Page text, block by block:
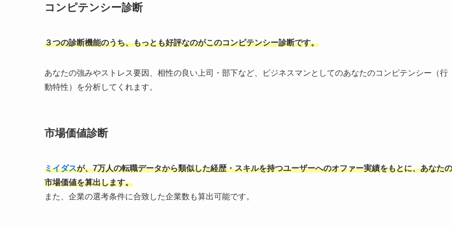
コンピテンシー診断
３つの診断機能のうち、もっとも好評なのがこのコンピテンシー診断です。
あなたの強みやストレス要因、相性の良い上司・部下など、ビジネスマンとしてのあなたのコンピテンシー（行
動特性）を分析してくれます。
市場価値診断
ミイダスが、7万人の転職データから類似した経歴・スキルを持つユーザーへのオファー実績をもとに、あなたの
市場価値を算出します。
また、企業の選考条件に合致した企業数も算出可能です。